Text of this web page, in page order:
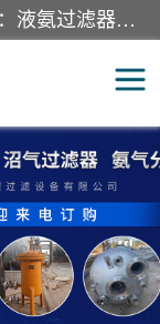
廊坊盛耀过滤设备有限公司主营产品：液氨过滤器、沼气过滤器、氨气分离器、二氧化碳过滤器、过滤器、液氨氨气过滤器、天然气过滤器、管道过滤器、*过滤器、液氨除油除水过滤器、氨气除油除水过滤器、焦炉煤气除焦油过滤器等。
器
器